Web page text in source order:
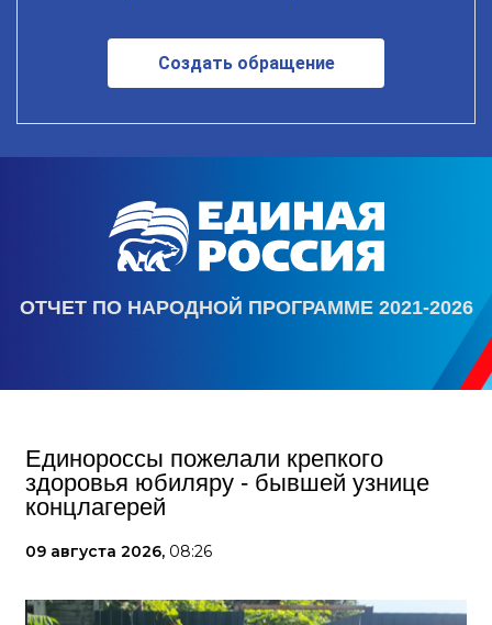
Создать обращение
ОТЧЕТ ПО НАРОДНОЙ ПРОГРАММЕ 2021-2026
Единороссы пожелали крепкого
здоровья юбиляру - бывшей узнице
концлагерей
09 августа 2026, 08:26